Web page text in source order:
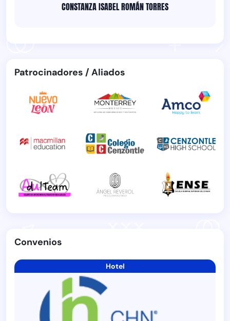
CONSTANZA ISABEL ROMÁN TORRES
Patrocinadores / Aliados
Convenios
Hotel